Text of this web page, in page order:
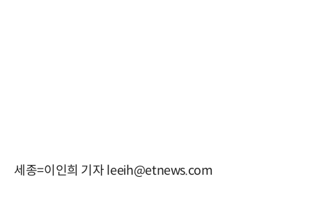
세종=이인희 기자 leeih@etnews.com